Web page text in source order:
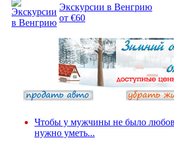
Экскурсии в Венгрию
от €60
Чтобы у мужчины не было
нужно уметь...